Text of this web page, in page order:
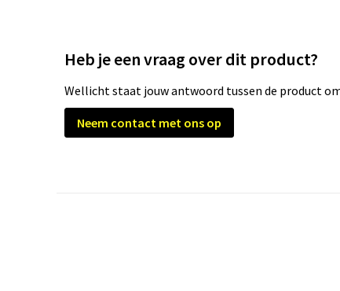
Heb je een vraag over dit product?
Wellicht staat jouw antwoord tussen de product
Neem contact met ons op